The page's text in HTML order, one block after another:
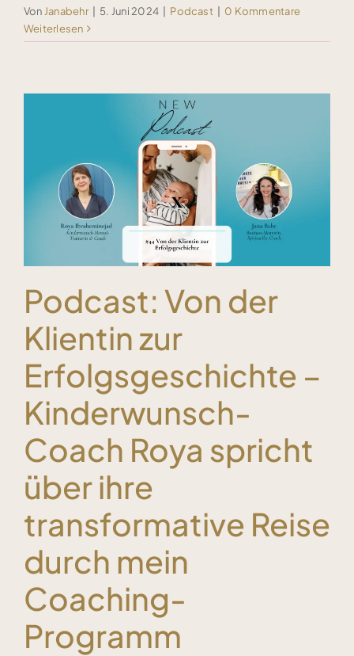
Von Janabehr 5. Juni 2024 Podcast
0 Kommentare
Weiterlesen
Podcast: Von der
Klientin zur
Erfolgsgeschichte –
Kinderwunsch-
Coach Roya spricht
über ihre
transformative Reise
durch mein
Coaching-
Programm